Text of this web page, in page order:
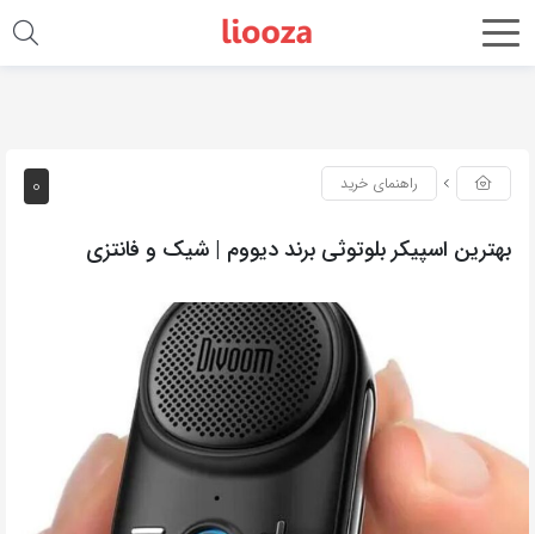
0 راهنمای خرید
بهترین اسپیکر بلوتوثی برند دیووم | شیک و فانتزی